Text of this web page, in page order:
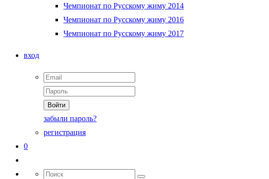
Чемпионат по Русскому жиму 2014
Чемпионат по Русскому жиму 2016
Чемпионат по Русскому жиму 2017
вход
Войти
забыли пароль?
регистрация
0